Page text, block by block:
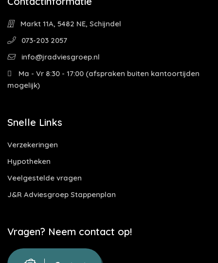
Markt 11A, 5482 NE, Schijndel
073-203 2057
info@jradviesgroep.nl
Ma - Vr 8:30 - 17:00 (afspraken buiten kantoortijden
mogelijk)
Snelle Links
Verzekeringen
Hypotheken
Veelgestelde vragen
J&R Adviesgroep Stappenplan
Vragen? Neem contact op!